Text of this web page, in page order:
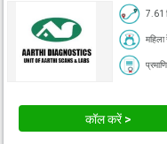
7.61
महिला
कॉल करें >